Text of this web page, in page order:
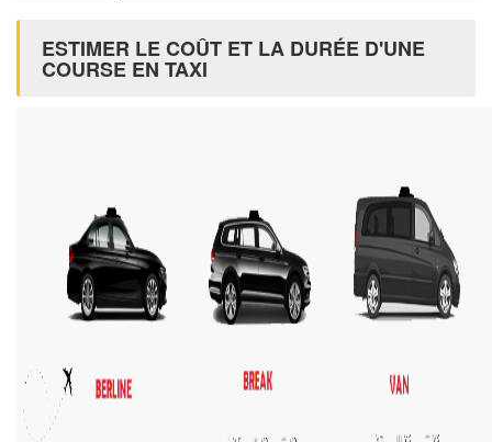
ESTIMER LE COÛT ET LA DURÉE D'UNE
COURSE EN TAXI